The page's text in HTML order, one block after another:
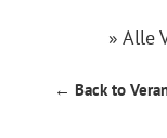
» Alle
← Back to